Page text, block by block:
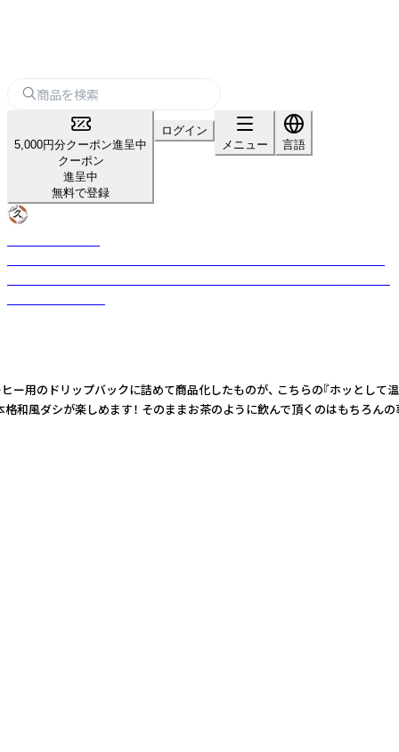
5,000円分クーポン進呈中
クーポン
進呈中
無料で登録
ログイン
メニュー
言語
ップバックに詰めて商品化したものが、 こちらの『ホッとして温
ダシが楽しめます！ そのままお茶のように飲んで頂くのはもちろ